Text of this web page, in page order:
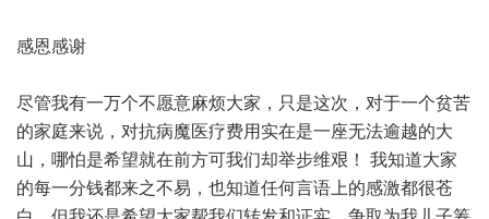
感恩感谢
尽管我有一万个不愿意麻烦大家，只是这次，对于一个贫苦
的家庭来说，对抗病魔医疗费用实在是一座无法逾越的大
山，哪怕是希望就在前方可我们却举步维艰！ 我知道大家
的每一分钱都来之不易，也知道任何言语上的感激都很苍